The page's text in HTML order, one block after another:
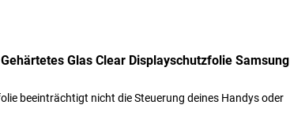
Glas Clear Displayschutzfolie Samsung
beeinträchtigt nicht die Steuerung deines Handys oder